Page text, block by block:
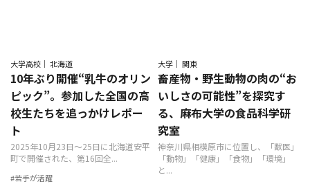
大学高校｜ 北海道
10年ぶり開催“乳牛のオリン
ピック”。参加した全国の高
校生たちを追っかけレポー
ト
2025年10月23日〜25日に北海道安平
町で開催された、第16回全...
#若手が活躍
大学｜ 関東
畜産物・野生動物の肉の“お
いしさの可能性”を探究す
る、麻布大学の食品科学研
究室
神奈川県相模原市に位置し、「獣医」
「動物」「健康」「食物」「環境」
と...